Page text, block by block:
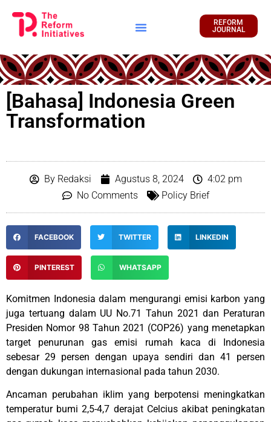
REFORM
JOURNAL
[Bahasa] Indonesia Green
Transformation
ByRedaksi Agustus 8, 2024
4:02 pm
No Comments
Policy Brief
FACEBOOK TWITTER LINKEDIN
PINTEREST WHATSAPP
Komitmen Indonesia dalam mengurangi emisi karbon yang
juga tertuang dalam UU No.71 Tahun 2021 dan Peraturan
Presiden Nomor 98 Tahun 2021 (COP26) yang menetapkan
target penurunan gas emisi rumah kaca di Indonesia
sebesar 29 persen dengan upaya sendiri dan 41 persen
dengan dukungan internasional pada tahun 2030.
Ancaman perubahan iklim yang berpotensi meningkatkan
temperatur bumi 2,5-4,7 derajat Celcius akibat peningkatan